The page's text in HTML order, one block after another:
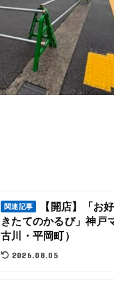
関連記事
【開店】「お
きたてのかるび」神戸
古川・平岡町）
2026.08.05